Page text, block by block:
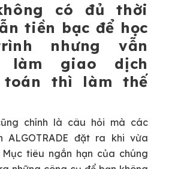
có đủ thời
tiền bạc để học
nhưng vẫn
làm giao dịch
thì làm thế
chính là câu hỏi mà các
ALGOTRADE đặt ra khi vừa
tiêu ngắn hạn của chúng